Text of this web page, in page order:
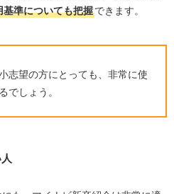
基準についても把握できます。
志望の方にとっても、非常に使
でしょう。